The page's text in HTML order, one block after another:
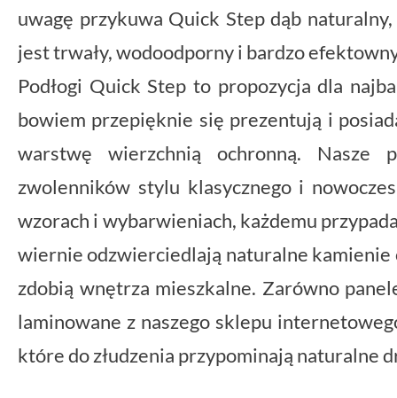
uwagę przykuwa Quick Step dąb
jest trwały, wodoodporny i bardzo
Podłogi Quick Step to propozycja dla
bowiem przepięknie się prezentują i
warstwę wierzchnią ochronną. Nasze
zwolenników stylu klasycznego i
wzorach i wybarwieniach, każdemu
wiernie odzwierciedlają naturalne kamienie
zdobią wnętrza mieszkalne. Zarówno
laminowane z naszego sklepu
które do złudzenia przypominają naturalne